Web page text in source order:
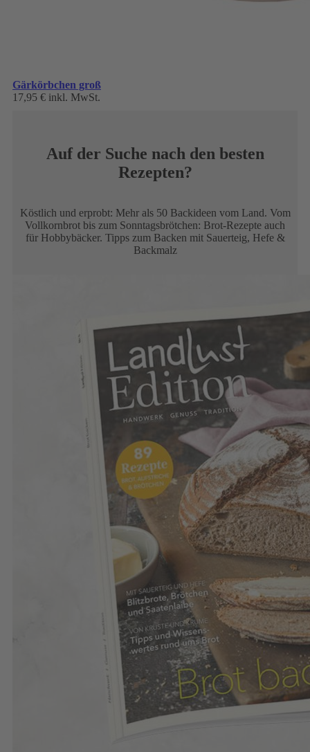
Gärkörbchen groß
17,95 € inkl. MwSt.
Auf der Suche nach den besten
Rezepten?
Köstlich und erprobt: Mehr als 50 Backideen vom Land. Vom
Vollkornbrot bis zum Sonntagsbrötchen: Brot-Rezepte auch
für Hobbybäcker. Tipps zum Backen mit Sauerteig, Hefe &
Backmalz